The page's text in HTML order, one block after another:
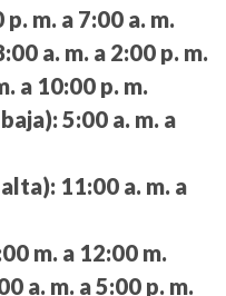
p. m. a 7:00 a. m.
a. m. a 2:00 p. m.
a 10:00 p. m.
5:00 a. m. a
11:00 a. m. a
m. a 12:00 m.
a. m. a 5:00 p. m.